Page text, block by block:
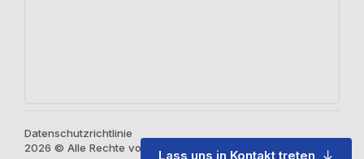
Lass uns in Kontakt treten
Datenschutzrichtlinie
2026 © Alle Rechte vorbehalten